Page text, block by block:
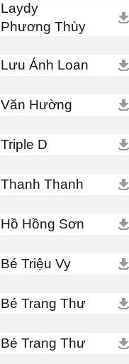
Laydy
Phương Thùy
Lưu Ánh Loan
Văn Hường
Triple D
Thanh Thanh
Hồ Hồng Sơn
Bé Triệu Vy
Bé Trang Thư
Bé Trang Thư